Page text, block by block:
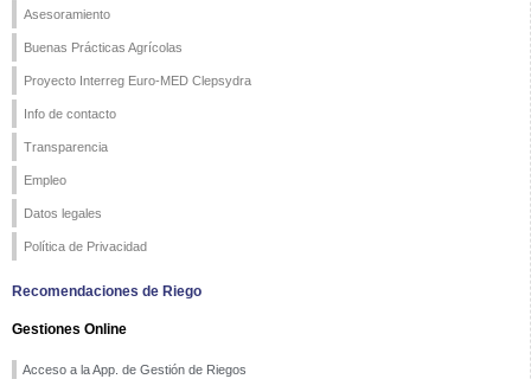
Asesoramiento
Buenas Prácticas Agrícolas
Proyecto Interreg Euro-MED Clepsydra
Info de contacto
Transparencia
Empleo
Datos legales
Política de Privacidad
Recomendaciones de Riego
Gestiones Online
Acceso a la App. de Gestión de Riegos